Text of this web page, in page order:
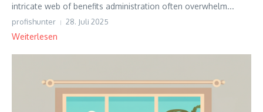
intricate web of benefits administration often overwhelm...
profishunter 28. Juli 2025
Weiterlesen